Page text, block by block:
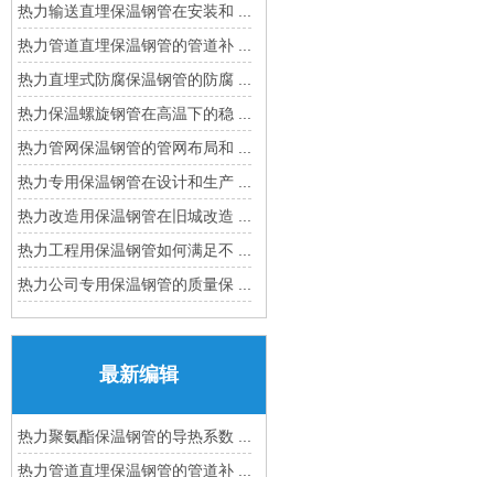
热力输送直埋保温钢管在安装和 ...
热力管道直埋保温钢管的管道补 ...
热力直埋式防腐保温钢管的防腐 ...
热力保温螺旋钢管在高温下的稳 ...
热力管网保温钢管的管网布局和 ...
热力专用保温钢管在设计和生产 ...
热力改造用保温钢管在旧城改造 ...
热力工程用保温钢管如何满足不 ...
热力公司专用保温钢管的质量保 ...
最新编辑
热力聚氨酯保温钢管的导热系数 ...
热力管道直埋保温钢管的管道补 ...